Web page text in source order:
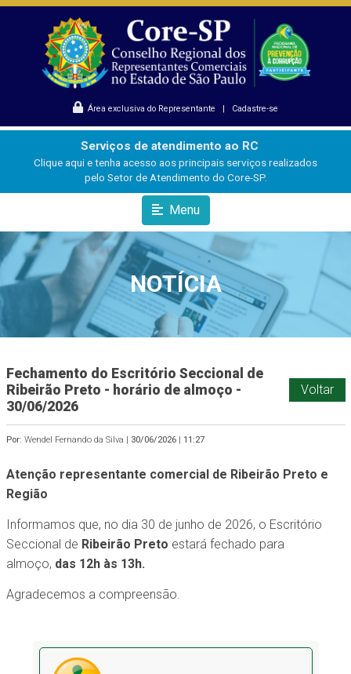
Área exclusiva do Representante | Cadastre-se
Serviços de atendimento ao RC
Clique aqui e tenha acesso aos principais serviços realizados
pelo Setor de Atendimento do Core-SP.
Menu
NOTÍCIA
Fechamento do Escritório Seccional de
Ribeirão Preto - horário de almoço -
30/06/2026
Voltar
Por: Wendel Fernando da Silva | 30/06/2026| 11:27
Atenção representante comercial de Ribeirão Preto e
Região
Informamos que, no dia 30 de junho de 2026, o Escritório
Seccional de Ribeirão Preto estará fechado para
almoço, das 12h às 13h.
Agradecemos a compreensão.